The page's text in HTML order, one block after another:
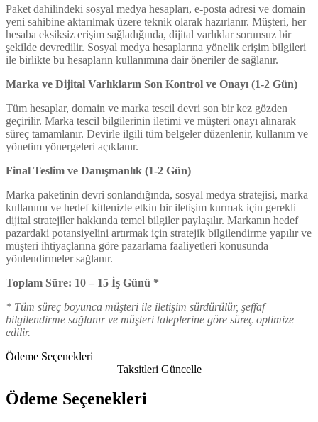
Paket dahilindeki sosyal medya hesapları, e-posta adresi ve domain
yeni sahibine aktarılmak üzere teknik olarak hazırlanır. Müşteri, her
hesaba eksiksiz erişim sağladığında, dijital varlıklar sorunsuz bir
şekilde devredilir. Sosyal medya hesaplarına yönelik erişim bilgileri
ile birlikte bu hesapların kullanımına dair öneriler de sağlanır.
Marka ve Dijital Varlıkların Son Kontrol ve Onayı (1-2 Gün)
Tüm hesaplar, domain ve marka tescil devri son bir kez gözden
geçirilir. Marka tescil bilgilerinin iletimi ve müşteri onayı alınarak
süreç tamamlanır. Devirle ilgili tüm belgeler düzenlenir, kullanım ve
yönetim yönergeleri açıklanır.
Final Teslim ve Danışmanlık (1-2 Gün)
Marka paketinin devri sonlandığında, sosyal medya stratejisi, marka
kullanımı ve hedef kitlenizle etkin bir iletişim kurmak için gerekli
dijital stratejiler hakkında temel bilgiler paylaşılır. Markanın hedef
pazardaki potansiyelini artırmak için stratejik bilgilendirme yapılır ve
müşteri ihtiyaçlarına göre pazarlama faaliyetleri konusunda
yönlendirmeler sağlanır.
Toplam Süre: 10 – 15 İş Günü *
* Tüm süreç boyunca müşteri ile iletişim sürdürülür, şeffaf
bilgilendirme sağlanır ve müşteri taleplerine göre süreç optimize
edilir.
Ödeme Seçenekleri
Taksitleri Güncelle
Ödeme Seçenekleri